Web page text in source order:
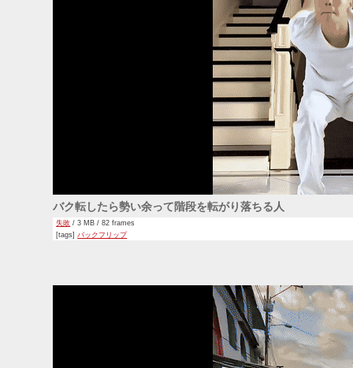
バク転したら勢い余って階段を転がり落ちる人
失敗 / 3 MB / 82 frames
[tags] バックフリップ